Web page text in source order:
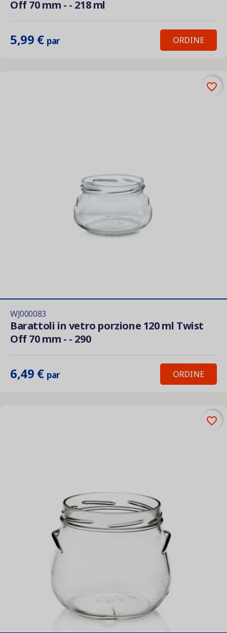
Off 70 mm - - 218 ml
5,99 € par ORDINE
WJ000083
Barattoli in vetro porzione 120 ml Twist
Off 70 mm - - 290
6,49 € par ORDINE
favorite_border
favorite_border